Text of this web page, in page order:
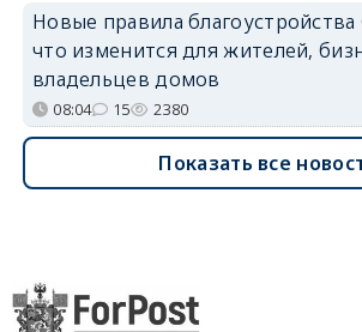
Новые правила благоустройства
что изменится для жителей,
владельцев домов
08:04 15 2380
Показать все